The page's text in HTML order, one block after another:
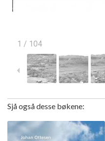
1 / 104
Sjå også desse bøkene: